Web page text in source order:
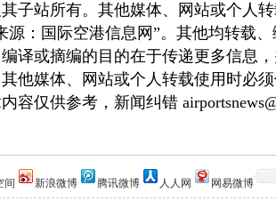
子站所有。其他媒体、网站或个人
源：国际空港信息网”。其他均转载
译或摘编的目的在于传递更多信息
他媒体、网站或个人转载使用时必
容仅供参考，新闻纠错
间 新浪微博 腾讯微博 人人网 网易微博